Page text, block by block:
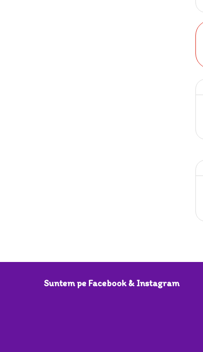
Suntem pe Facebook & Instagram